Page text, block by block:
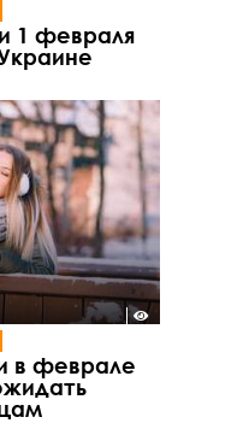
1 февраля
в феврале